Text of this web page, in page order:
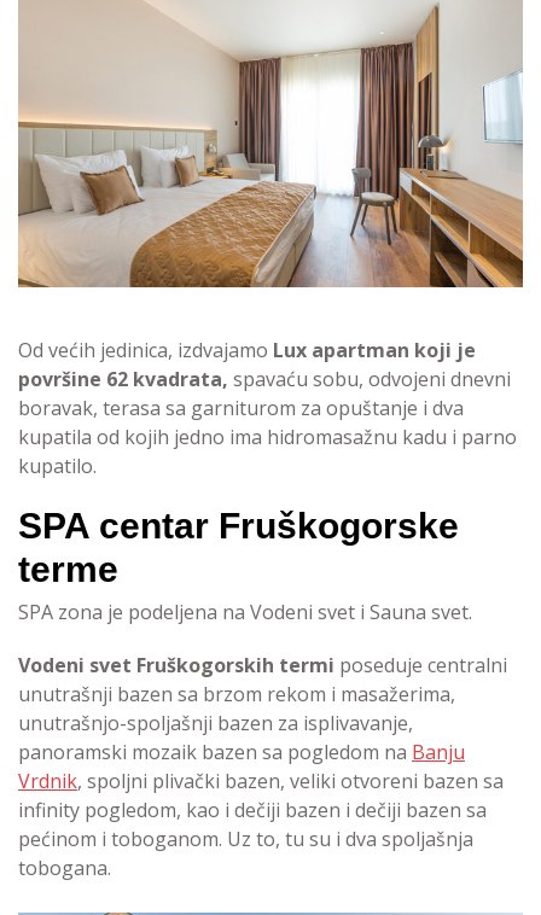
Od većih jedinica, izdvajamo Lux apartman koji je
površine 62 kvadrata, spavaću sobu, odvojeni dnevni
boravak, terasa sa garniturom za opuštanje i dva
kupatila od kojih jedno ima hidromasažnu kadu i parno
kupatilo.
SPA centar Fruškogorske
terme
SPA zona je podeljena na Vodeni svet i Sauna svet.
Vodeni svet Fruškogorskih termi poseduje centralni
unutrašnji bazen sa brzom rekom i masažerima,
unutrašnjo-spoljašnji bazen za isplivavanje,
panoramski mozaik bazen sa pogledom na Banju
Vrdnik, spoljni plivački bazen, veliki otvoreni bazen sa
infinity pogledom, kao i dečiji bazen i dečiji bazen sa
pećinom i toboganom. Uz to, tu su i dva spoljašnja
tobogana.